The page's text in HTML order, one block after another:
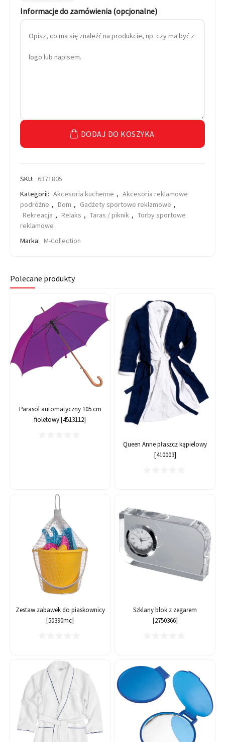
Informacje do zamówienia (opcjonalne)
DODAJ DO KOSZYKA
SKU: 6371805
Kategorii: Akcesoria kuchenne , Akcesoria reklamowe
podróżne , Dom , Gadżety sportowe reklamowe ,
Rekreacja , Relaks , Taras / piknik , Torby sportowe
reklamowe
Marka: M-Collection
Polecane produkty
Parasol automatyczny 105 cm
fioletowy [4513112]
Queen Anne płaszcz kąpielowy
[410003]
Zestaw zabawek do piaskownicy
[50390mc]
Szklany blok z zegarem
[2750366]